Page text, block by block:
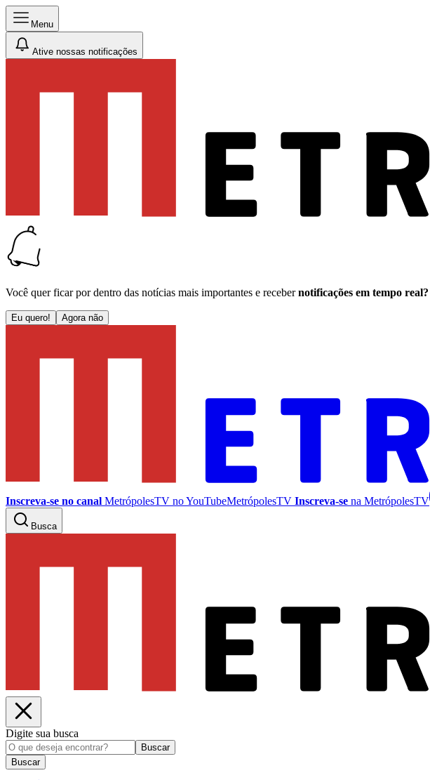
Menu
Ative nossas notificações
Você quer ficar por dentro das notícias mais importantes e receber notificações em tempo real?
Eu quero! Agora não
Inscreva-se no canal MetrópolesTV noYouTubeMetrópolesTV Inscreva-se na MetrópolesTV
Busca
Digite sua busca
Buscar
Buscar